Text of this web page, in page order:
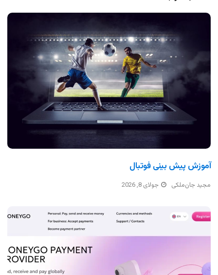
آموزش پیش بینی فوتبال
مجید جان‌ملکی جولای 8, 2026